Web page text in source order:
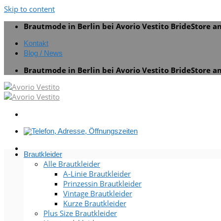
Skip to content
Brautmode in Berlin bei Avorio Vestito BrideStore
Kontakt
Blog / News
Brautmode in Berlin bei Avorio Vestito BrideStore
Brautkleider
Alle Brautkleider
A-Linie Brautkleider
Prinzessin Brautkleider
Vintage Brautkleider
Kurze Brautkleider
Plus Size Brautkleider